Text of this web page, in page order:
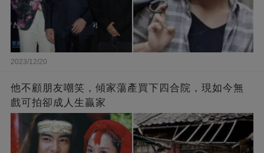
2023/12/20
他不顧朋友嘲笑，傾家蕩產買下四合院，現如今無
戲可拍卻成人生贏家